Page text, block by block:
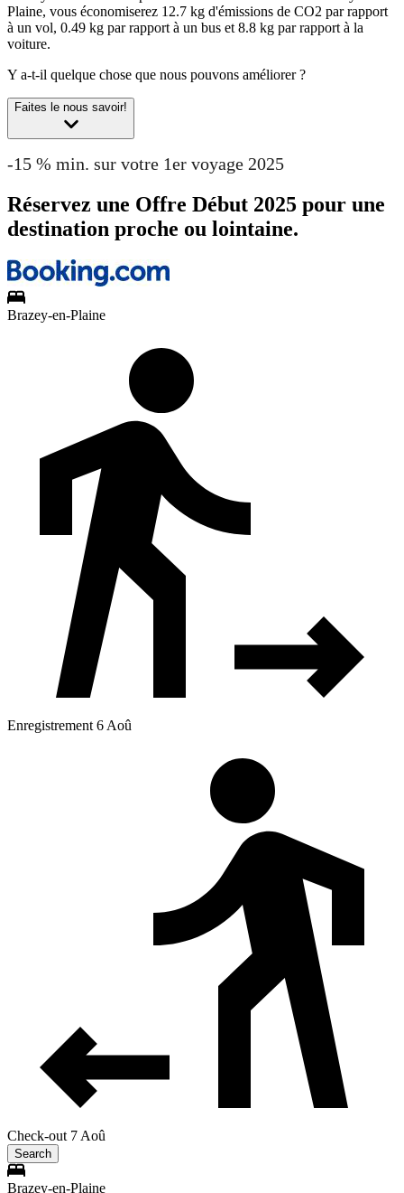
Plaine, vous économiserez 12.7 kg d'émissions de CO2 par rapport
à un vol, 0.49 kg par rapport à un bus et 8.8 kg par rapport à la
voiture.
Y a-t-il quelque chose que nous pouvons améliorer ?
Faites le nous savoir!
-15 % min. sur votre 1er voyage 2025
Réservez une Offre Début 2025 pour une
destination proche ou lointaine.
Brazey-en-Plaine
Enregistrement 6 Aoû
Check-out 7 Aoû
Search
Brazey-en-Plaine